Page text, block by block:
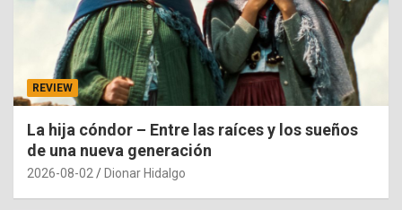
REVIEW
La hija cóndor – Entre las raíces y los sueños
de una nueva generación
2026-08-02 Dionar Hidalgo